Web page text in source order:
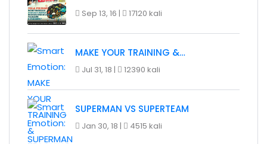
Sep 13, 16 | 17120 kali
MAKE YOUR TRAINING &…
Jul 31, 18 | 12390 kali
SUPERMAN VS SUPERTEAM
Jan 30, 18 | 4515 kali